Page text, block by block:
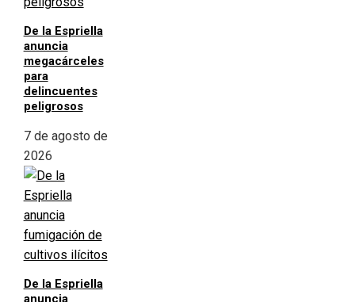
De la Espriella
anuncia
megacárceles
para
delincuentes
peligrosos
7 de agosto de
2026
De la Espriella
anuncia